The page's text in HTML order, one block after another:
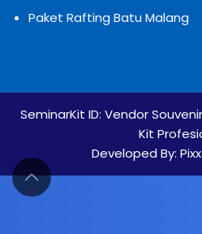
Paket Rafting Batu Malang
SeminarKit ID: Vendor
Kit
Developed By: